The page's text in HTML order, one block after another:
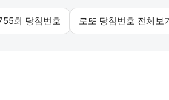
회 당첨번호 로또 당첨번호 전체보